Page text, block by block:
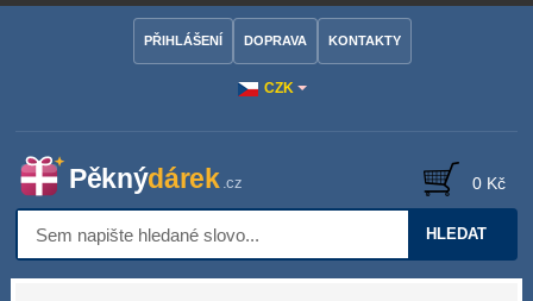
CZK
PŘIHLÁŠENÍ DOPRAVA KONTAKTY
HLEDAT
0 Kč